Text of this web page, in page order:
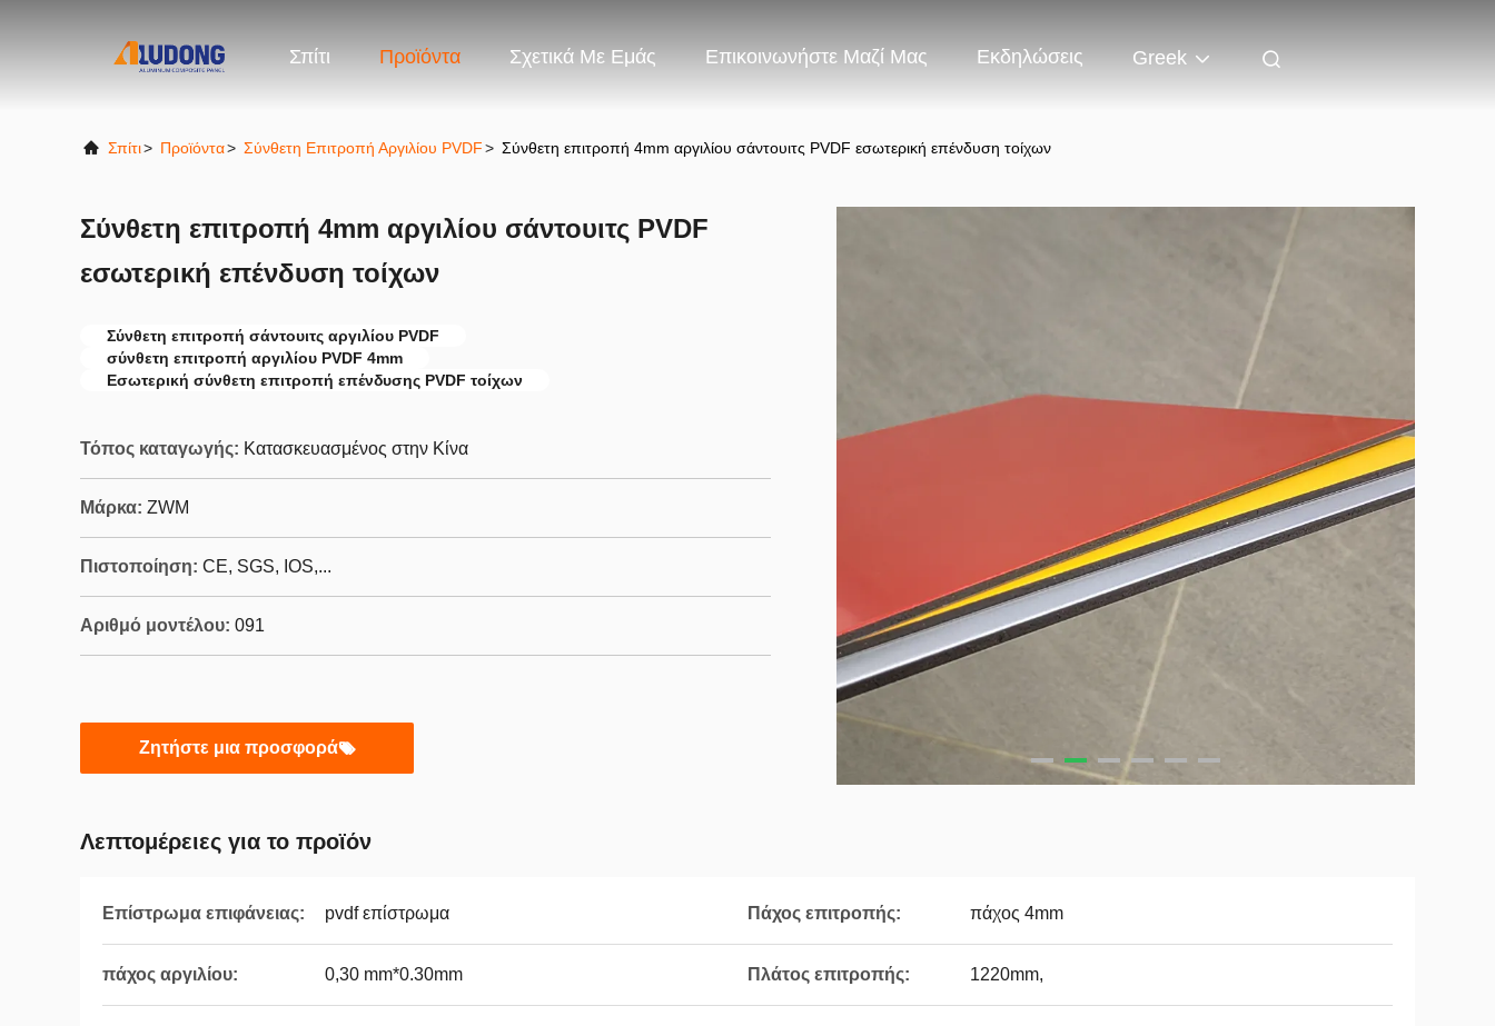
Σπίτι Προϊόντα Σχετικά Με Εμάς Επικοινωνήστε Μαζί Μας Εκδηλώσεις Greek
Σπίτι> Προϊόντα> Σύνθετη Επιτροπή Αργιλίου PVDF> Σύνθετη επιτροπή 4mm αργιλίου σάντουιτς PVDF εσωτερική επένδυση τοίχων
Σύνθετη επιτροπή 4mm αργιλίου σάντουιτς PVDF
εσωτερική επένδυση τοίχων
Σύνθετη επιτροπή σάντουιτς αργιλίου PVDF
σύνθετη επιτροπή αργιλίου PVDF 4mm
Εσωτερική σύνθετη επιτροπή επένδυσης PVDF τοίχων
Τόπος καταγωγής: Κατασκευασμένος στην Κίνα
Μάρκα: ZWM
Πιστοποίηση: CE, SGS, IOS,...
Αριθμό μοντέλου: 091
Ζητήστε μια προσφορά
Λεπτομέρειες για το προϊόν
Επίστρωμα επιφάνειας: pvdf επίστρωμα Πάχος επιτροπής: πάχος 4mm
πάχος αργιλίου: 0,30 mm*0.30mm Πλάτος επιτροπής: 1220mm,